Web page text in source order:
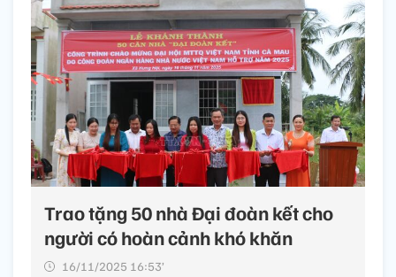
Trao tặng 50 nhà Đại đoàn kết cho
người có hoàn cảnh khó khăn
16/11/2025 16:53’